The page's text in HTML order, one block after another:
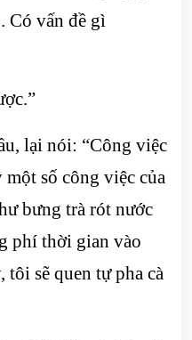
Có vấn đề gì
lại nói: “Công việc
số công việc của
bưng trà rót nước
phí thời gian vào
tôi sẽ quen tự pha cà